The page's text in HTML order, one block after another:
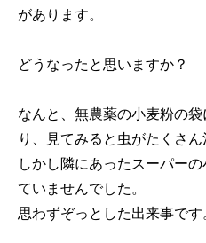
があります。
どうなったと思いますか？
なんと、無農薬の小麦粉の
り、見てみると虫がたくさん
しかし隣にあったスーパー
ていませんでした。
思わずぞっとした出来事です